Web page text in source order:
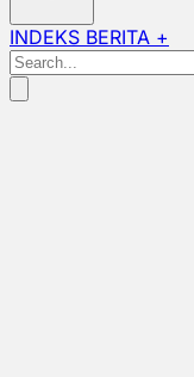
INDEKS BERITA +